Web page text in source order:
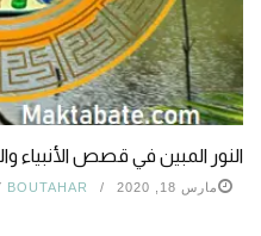
النور المبين في قصص الأنبياء
مارس 18, 2020 BOUTAHAR